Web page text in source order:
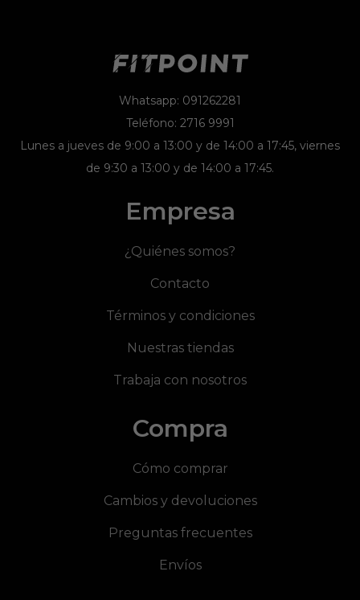
Whatsapp: 091262281
Teléfono: 2716 9991
Lunes a jueves de 9:00 a 13:00 y de 14:00 a 17:45, viernes
de 9:30 a 13:00 y de 14:00 a 17:45.
Empresa
¿Quiénes somos?
Contacto
Términos y condiciones
Nuestras tiendas
Trabaja con nosotros
Compra
Cómo comprar
Cambios y devoluciones
Preguntas frecuentes
Envíos